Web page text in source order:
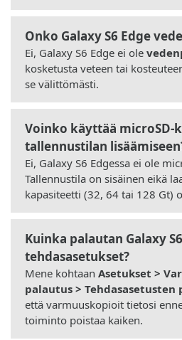
Onko Galaxy S6 Edge
Ei, Galaxy S6 Edge ei ole
kosketusta veteen tai
se välittömästi.
Voinko käyttää microSD-
tallennustilan
Ei, Galaxy S6 Edgessa ei ole
Tallennustila on sisäinen eikä
kapasiteetti (32, 64 tai 128 Gt)
Kuinka palautan Galaxy
tehdasasetukset?
Mene kohtaan Asetukset >
palautus > Tehdasasetusten
että varmuuskopioit tietosi
toiminto poistaa kaiken.